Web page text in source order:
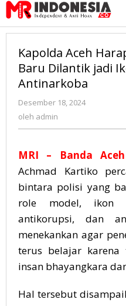
Lewati
ke
konten
Kapolda Aceh
Baru Dilantik jadi
Antinarkoba
Desember 18, 2024
oleh admin
MRI – Banda
Achmad Kartiko
bintara polisi yang
role model, ikon
antikorupsi, dan
menekankan agar
terus belajar karena
insan bhayangkara
Hal tersebut